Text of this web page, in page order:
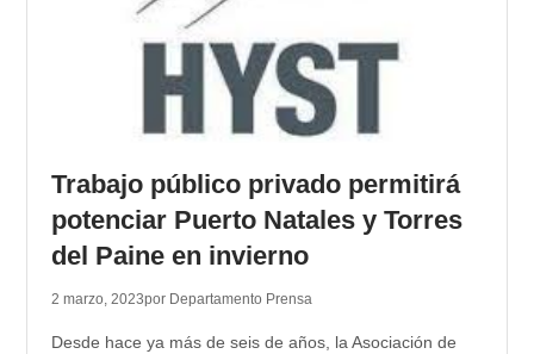
Trabajo público privado permitirá
potenciar Puerto Natales y Torres
del Paine en invierno
2 marzo, 2023por Departamento Prensa
Desde hace ya más de seis de años, la Asociación de